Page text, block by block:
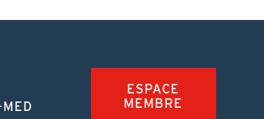
ESPACE
MEMBRE